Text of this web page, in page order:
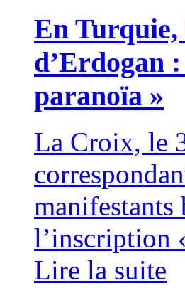
En Turquie,
d’Erdogan
paranoïa »
La Croix, le
manifestants
l’inscription
Lire la suite